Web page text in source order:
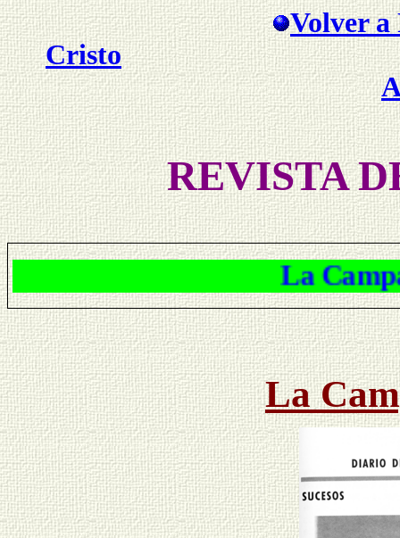
Volver a
Cristo
REVISTA
La
La